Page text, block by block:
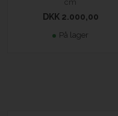
cm
DKK 2.000,00
På lager